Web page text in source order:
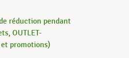
réduction pendant
OUTLET-
promotions)